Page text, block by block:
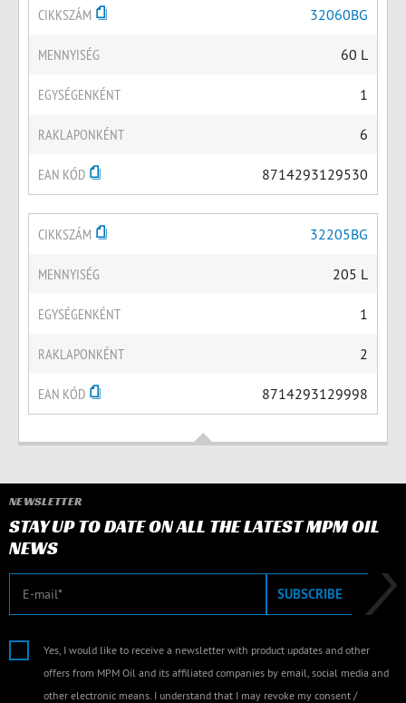
CIKKSZÁM 32060BG
MENNYISÉG 60 L
EGYSÉGENKÉNT 1
RAKLAPONKÉNT 6
EAN KÓD 8714293129530
CIKKSZÁM 32205BG
MENNYISÉG 205 L
EGYSÉGENKÉNT 1
RAKLAPONKÉNT 2
EAN KÓD 8714293129998
NEWSLETTER
STAY UP TO DATE ON ALL THE LATEST MPM OIL
NEWS
E-mail SUBSCRIBE
Yes, I would like to receive a newsletter with product updates and other
offers from MPM Oil and its affiliated companies by email, social media and
other electronic means. I understand that I may revoke my consent /